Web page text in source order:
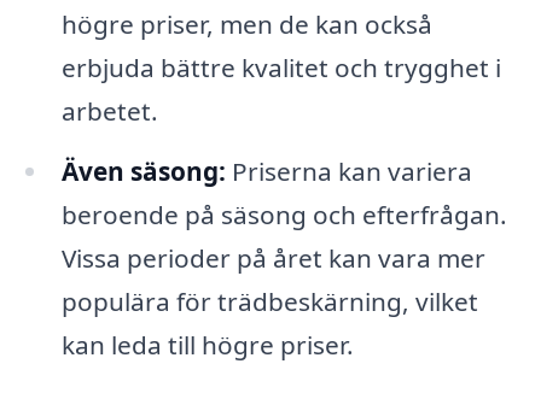
högre priser, men de kan också
erbjuda bättre kvalitet och trygghet i
arbetet.
Även säsong: Priserna kan variera
beroende på säsong och efterfrågan.
Vissa perioder på året kan vara mer
populära för trädbeskärning, vilket
kan leda till högre priser.